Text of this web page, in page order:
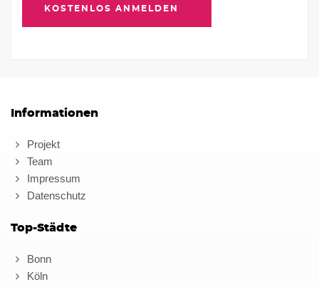
Informationen
Projekt
Team
Impressum
Datenschutz
Top-Städte
Bonn
Köln